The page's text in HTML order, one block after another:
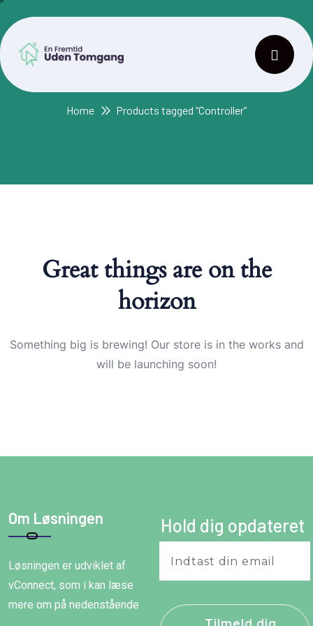
Home Products tagged “Controller”
Great things are on the
horizon
Something big is brewing! Our store is in the works and
will be launching soon!
Om Løsningen
Løsningen er udviklet af
vConnect, som i kan læse
mere om på nedenstående
Hold dig opdateret